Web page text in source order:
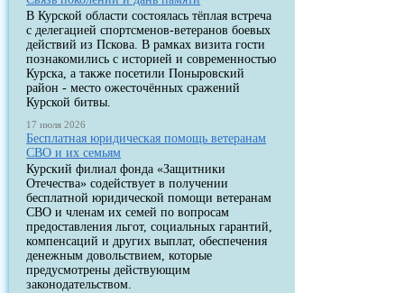
В Курской области состоялась тёплая встреча
с делегацией спортсменов-ветеранов боевых
действий из Пскова. В рамках визита гости
познакомились с историей и современностью
Курска, а также посетили Поныровский
район - место ожесточённых сражений
Курской битвы.
17 июля 2026
Бесплатная юридическая помощь ветеранам
СВО и их семьям
Курский филиал фонда «Защитники
Отечества» содействует в получении
бесплатной юридической помощи ветеранам
СВО и членам их семей по вопросам
предоставления льгот, социальных гарантий,
компенсаций и других выплат, обеспечения
денежным довольствием, которые
предусмотрены действующим
законодательством.